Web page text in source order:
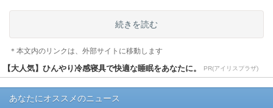
続きを読む
＊本文内のリンクは、外部サイトに移動します
【大人気】ひんやり冷感寝具で快適な睡眠をあなたに。 PR(アイリスプラザ)
あなたにオススメのニュース